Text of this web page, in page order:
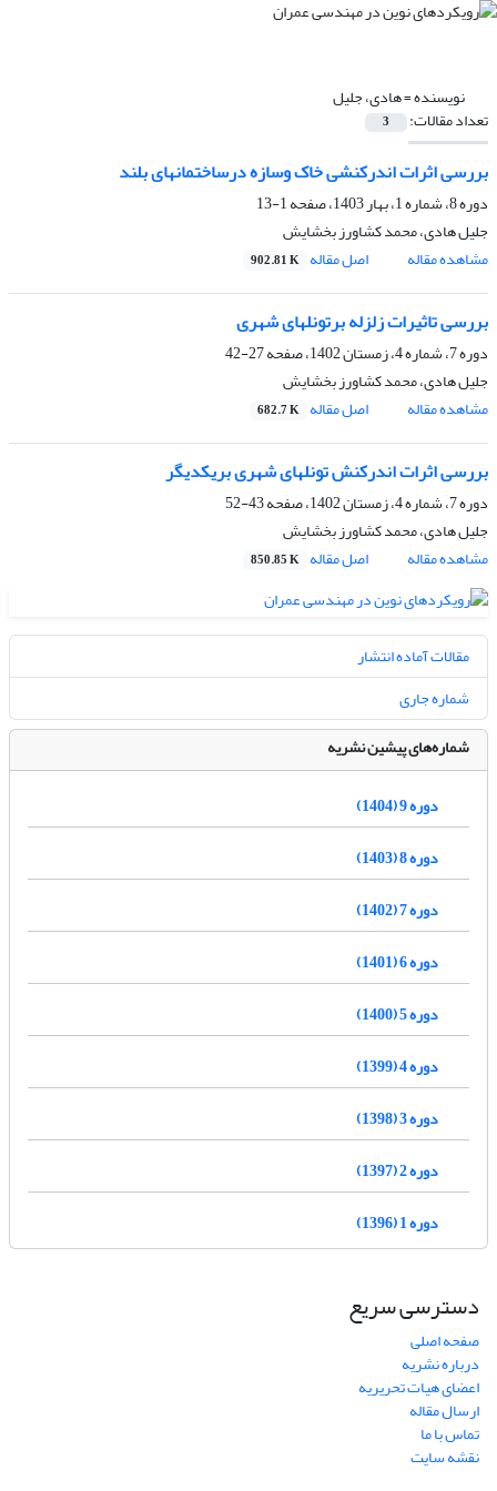
نویسنده =هادی، جلیل
تعداد مقالات: 3
بررسی اثرات اندرکنشی خاک وسازه درساختمانهای بلند
دوره 8، شماره 1، بهار 1403، صفحه
1-13
جلیل هادی، محمد کشاورز بخشایش
مشاهده مقاله
اصل مقاله 902.81 K
بررسی تاثیرات زلزله برتونلهای شهری
دوره 7، شماره 4، زمستان 1402، صفحه
27-42
جلیل هادی، محمد کشاورز بخشایش
مشاهده مقاله
اصل مقاله 682.7 K
بررسی اثرات اندرکنش تونلهای شهری بریکدیگر
دوره 7، شماره 4، زمستان 1402، صفحه
43-52
جلیل هادی، محمد کشاورز بخشایش
مشاهده مقاله
اصل مقاله 850.85 K
مقالات آماده انتشار
شماره جاری
شماره‌های پیشین نشریه
دوره 9 (1404)
دوره 8 (1403)
دوره 7 (1402)
دوره 6 (1401)
دوره 5 (1400)
دوره 4 (1399)
دوره 3 (1398)
دوره 2 (1397)
دوره 1 (1396)
دسترسی سریع
صفحه اصلی
درباره نشریه
اعضای هیات تحریریه
ارسال مقاله
تماس با ما
نقشه سایت